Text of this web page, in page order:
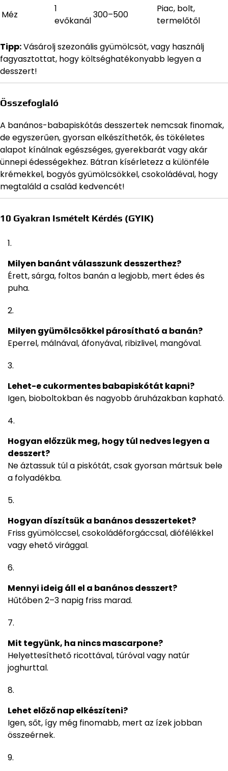
Méz
1
evőkanál
300–500
Piac, bolt,
termelőtől
Tipp:Vásárolj szezonális gyümölcsöt, vagy használj
fagyasztottat, hogy költséghatékonyabb legyen a
desszert!
Összefoglaló
A banános-babapiskótás desszertek nemcsak finomak,
de egyszerűen, gyorsan elkészíthetők, és tökéletes
alapot kínálnak egészséges, gyerekbarát vagy akár
ünnepi édességekhez. Bátran kísérletezz a különféle
krémekkel, bogyós gyümölcsökkel, csokoládéval, hogy
megtaláld a család kedvencét!
10 Gyakran Ismételt Kérdés (GYIK)
Milyen banánt válasszunk desszerthez?
Érett, sárga, foltos banán a legjobb, mert édes és
puha.
Milyen gyümölcsökkel párosítható a banán?
Eperrel, málnával, áfonyával, ribizlivel, mangóval.
Lehet-e cukormentes babapiskótát kapni?
Igen, bioboltokban és nagyobb áruházakban kapható.
Hogyan előzzük meg, hogy túl nedves legyen a
desszert?
Ne áztassuk túl a piskótát, csak gyorsan mártsuk bele
a folyadékba.
Hogyan díszítsük a banános desszerteket?
Friss gyümölccsel, csokoládéforgáccsal, diófélékkel
vagy ehető virággal.
Mennyi ideig áll el a banános desszert?
Hűtőben 2–3 napig friss marad.
Mit tegyünk, ha nincs mascarpone?
Helyettesíthető ricottával, túróval vagy natúr
joghurttal.
Lehet előző nap elkészíteni?
Igen, sőt, így még finomabb, mert az ízek jobban
összeérnek.